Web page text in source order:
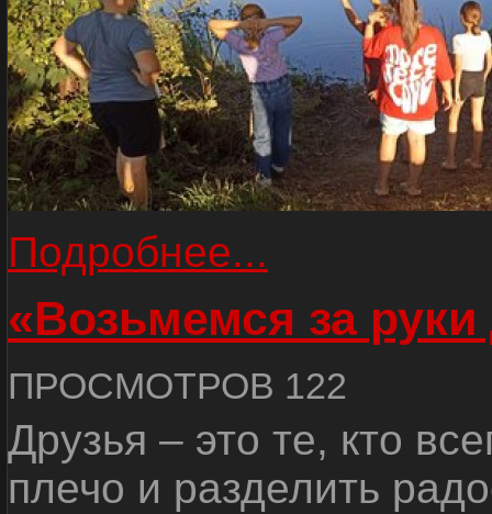
Подробнее...
«Возьмемся за руки
ПРОСМОТРОВ 122
Друзья – это те, кто
плечо и разделить